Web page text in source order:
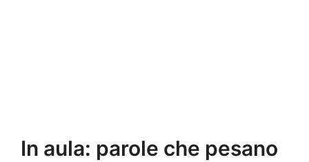
In aula: parole che pesano